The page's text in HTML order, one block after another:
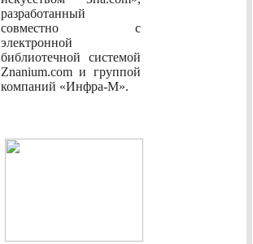
разработанный
совместно с
электронной
библиотечной системой
Znanium.com и группой
компаний «Инфра-М».